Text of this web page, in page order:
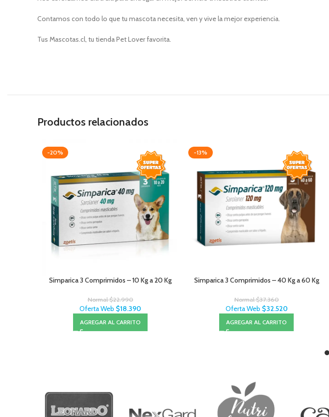
Contamos con todo lo que tu mascota necesita, ven y vive la mejor experiencia.
Tus Mascotas.cl, tu tienda Pet Lover favorita.
Productos relacionados
-20%
Simparica 3 Comprimidos – 10 Kg a 20 Kg
Normal$22.990
Oferta Web $18.390
AGREGAR AL CARRITO
-13%
Simparica 3 Comprimidos – 40 Kg a 60 Kg
Normal$37.360
Oferta Web $32.520
AGREGAR AL CARRITO